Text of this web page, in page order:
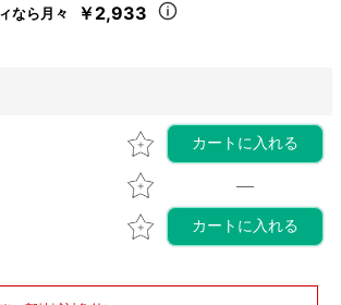
なら月々 ￥2,933
カートに入れる
—
カートに入れる